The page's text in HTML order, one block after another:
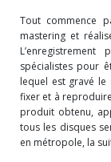
Tout commence
mastering et
spécialistes pour
lequel est gravé le
fixer et à
produit obtenu,
tous les disques
en métropole, la